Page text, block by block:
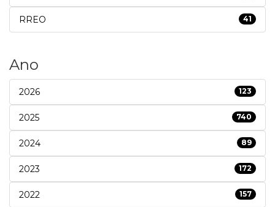
RREO 41
Ano
2026 123
2025 740
2024 89
2023 172
2022 157